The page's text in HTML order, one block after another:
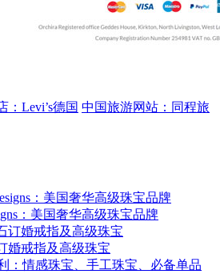
：Levi’s德国 中国旅游网站：同程旅
：美国奢华高级珠宝品牌
婚戒指及高级珠宝